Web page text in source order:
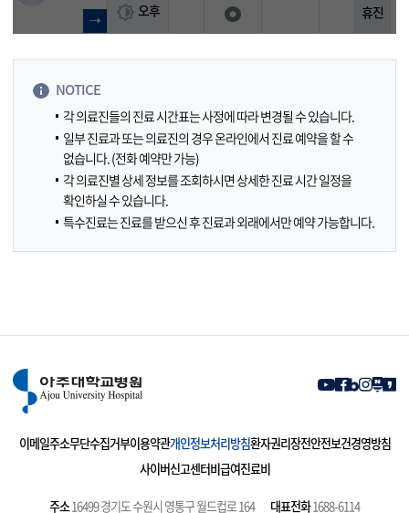
오후 휴진
NOTICE
각 의료진들의 진료 시간표는 사정에 따라 변경될 수 있습니다.
일부 진료과 또는 의료진의 경우 온라인에서 진료 예약을 할 수
없습니다. (전화 예약만 가능)
각 의료진별 상세 정보를 조회하시면 상세한 진료 시간 일정을
확인하실 수 있습니다.
특수진료는 진료를 받으신 후 진료과 외래에서만 예약 가능합니다.
이메일주소무단수집거부이용약관개인정보처리방침환자권리장전안전보건경영방침
사이버신고센터비급여진료비
주소16499 경기도 수원시 영통구 월드컵로 164 대표전화1688-6114